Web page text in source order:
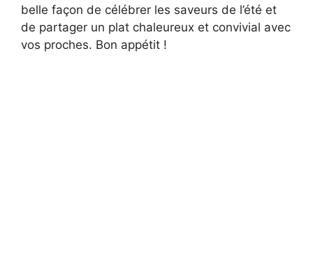
belle façon de célébrer les saveurs de l’été et
de partager un plat chaleureux et convivial avec
vos proches. Bon appétit !